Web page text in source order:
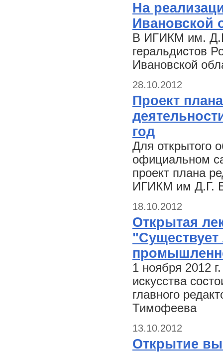
На
Ивановской
В ИГИКМ им.
геральдистов
Ивановской
28.10.2012
Проект
год
Для открытого
официальном
проект плана
ИГИКМ им Д.Г.
18.10.2012
Открытая
"Существует
1 ноября 2012
искусства
главного
Тимофеева
13.10.2012
Открытие